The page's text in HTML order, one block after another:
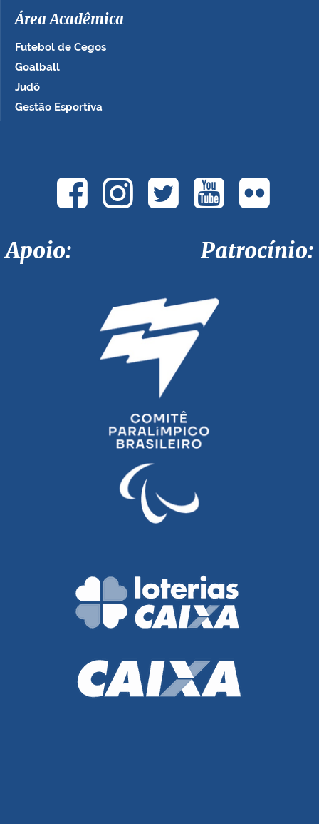
Área Acadêmica
Futebol de Cegos
Goalball
Judô
Gestão Esportiva
Apoio: Patrocínio: